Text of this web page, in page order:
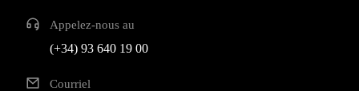
Appelez-nous au
(+34) 93 640 19 00
Courriel